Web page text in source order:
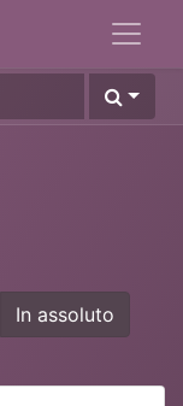
In assoluto